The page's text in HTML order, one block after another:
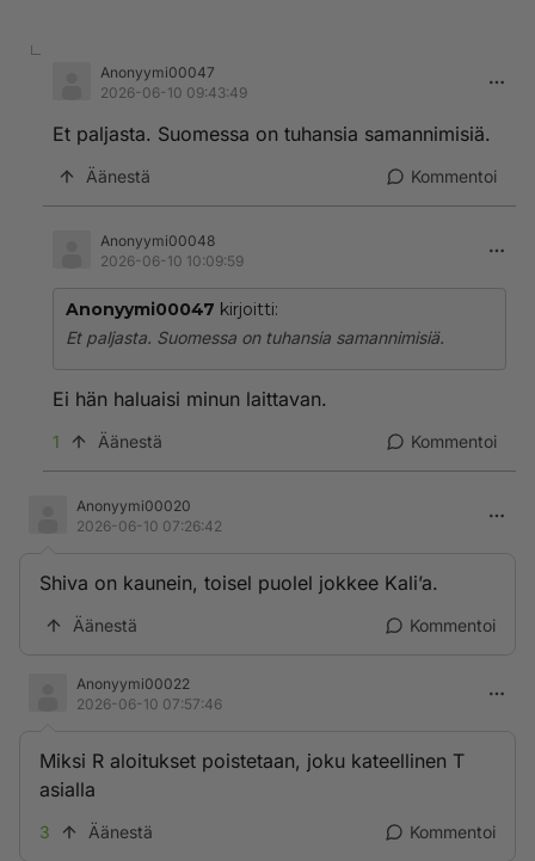
Anonyymi00047
2026-06-10 09:43:49
Et paljasta. Suomessa on tuhansia samannimisiä.
Äänestä Kommentoi
Anonyymi00048
2026-06-10 10:09:59
Anonyymi00047 kirjoitti:
Et paljasta. Suomessa on tuhansia samannimisiä.
Ei hän haluaisi minun laittavan.
1 Äänestä Kommentoi
Anonyymi00020
2026-06-10 07:26:42
Shiva on kaunein, toisel puolel jokkee Kali’a.
Äänestä Kommentoi
Anonyymi00022
2026-06-10 07:57:46
Miksi R aloitukset poistetaan, joku kateellinen T
asialla
3 Äänestä Kommentoi